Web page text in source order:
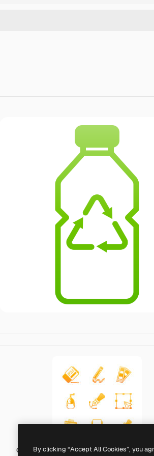
Generic gradient outline
By clicking “Accept All Cookies”, you